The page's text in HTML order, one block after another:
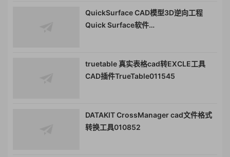
QuickSurface CAD模型3D逆向工程
Quick Surface软件
truetable 真实表格cad转EXCLE工具
CAD插件TrueTable011545
DATAKIT CrossManager cad文件格式
转换工具010852